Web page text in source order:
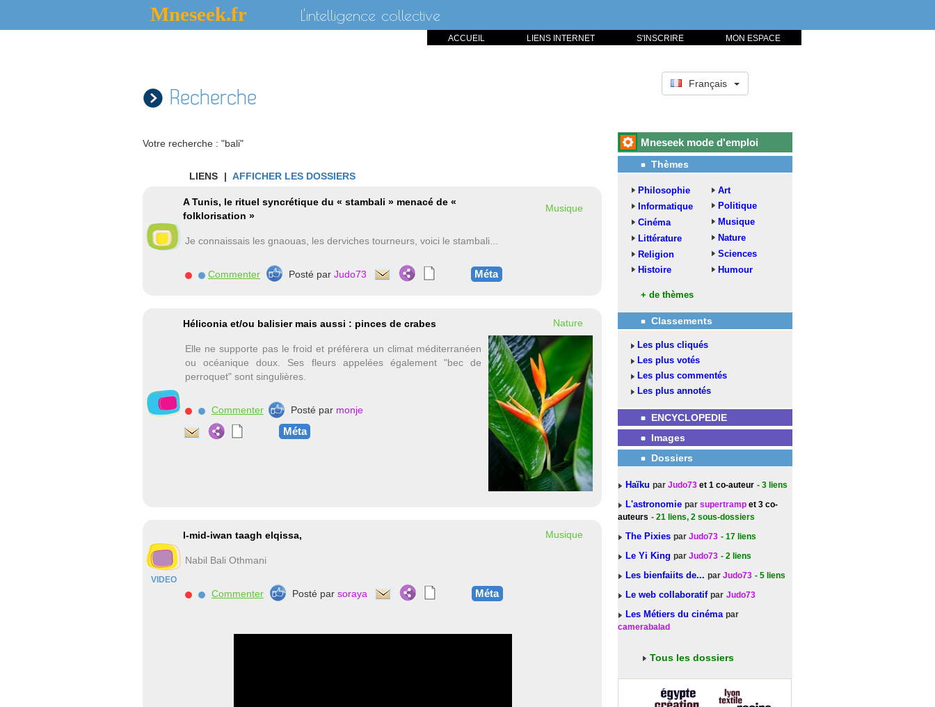
Mneseek.fr L'intelligence collective
MON ESPACE
S'INSCRIRE
LIENS INTERNET
ACCUEIL
Français
Recherche
Votre recherche : "bali"
LIENS | AFFICHER LES DOSSIERS
A Tunis, le rituel syncrétique du « stambali » menacé de «
folklorisation »
Musique
Je connaissais les gnaouas, les derviches tourneurs, voici le stambali...
Commenter Posté par Judo73 Méta
Héliconia et/ou balisier mais aussi : pinces de crabes Nature
Elle ne supporte pas le froid et préférera un climat méditerranéen
ou océanique doux. Ses fleurs appelées également "bec de
perroquet" sont singulières.
Commenter Posté par monje
Méta
VIDEO
I-mid-iwan taagh elqissa, Musique
Nabil Bali Othmani
Commenter Posté par soraya Méta
Mneseek mode d'emploi
Thèmes
Philosophie
Informatique
Cinéma
Littérature
Religion
Histoire
Art
Politique
Musique
Nature
Sciences
Humour
+ de thèmes
Classements
Les plus cliqués
Les plus votés
Les plus commentés
Les plus annotés
ENCYCLOPEDIE
Images
Dossiers
Haïku par Judo73 et 1 co-auteur - 3 liens
L'astronomie par supertramp et 3 co-
auteurs - 21 liens, 2 sous-dossiers
The Pixies par Judo73 - 17 liens
Le Yi King par Judo73 - 2 liens
Les bienfaiits de... par Judo73 - 5 liens
Le web collaboratif par Judo73
Les Métiers du cinéma par
camerabalad
Tous les dossiers